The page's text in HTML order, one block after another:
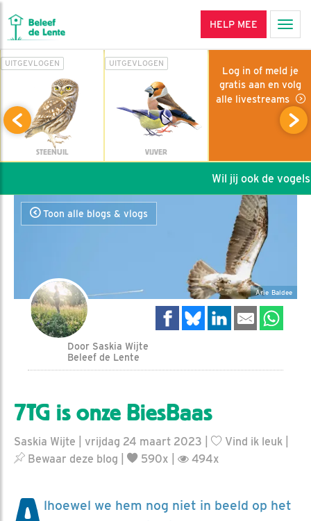
HELP MEE
UITGEVLOGEN
STEENUIL
UITGEVLOGEN
VIJVER
Log in of meld je
gratis aan en volg
alle livestreams
Wil jij ook de vogels
Toon alle blogs & vlogs
Arie Baldee
Door Saskia Wijte
Beleef de Lente
7TG is onze BiesBaas
Saskia Wijte | vrijdag 24 maart 2023 | Vind ik leuk
Bewaar deze blog
590x | 494x
lhoewel we hem nog niet in beeld op het